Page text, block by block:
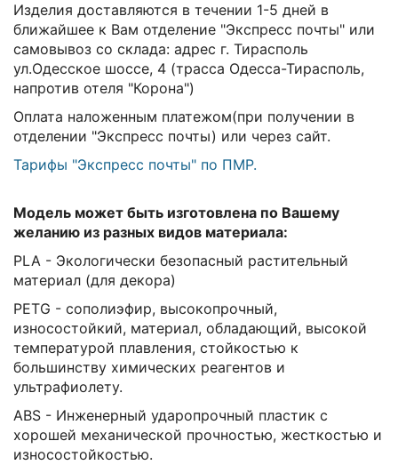
Изделия доставляются в течении 1-5 дней в
ближайшее к Вам отделение "Экспресс почты" или
самовывоз со склада: адрес г. Тирасполь
ул.Одесское шоссе, 4 (трасса Одесса-Тирасполь,
напротив отеля "Корона")
Оплата наложенным платежом(при получении в
отделении "Экспресс почты) или через сайт.
Тарифы "Экспресс почты" по ПМР.
Модель может быть изготовлена по Вашему
желанию из разных видов материала:
PLA - Экологически безопасный растительный
материал (для декора)
PETG - сополиэфир, высокопрочный,
износостойкий, материал, обладающий, высокой
температурой плавления, стойкостью к
большинству химических реагентов и
ультрафиолету.
ABS - Инженерный ударопрочный пластик с
хорошей механической прочностью, жесткостью и
износостойкостью.